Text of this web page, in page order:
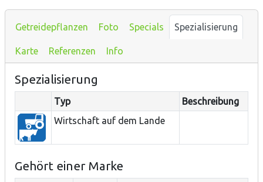
Getreidepflanzen Foto Specials Spezialisierung
Karte Referenzen Info
Spezialisierung
Typ
Beschreibung
Wirtschaft auf dem Lande
Gehört einer Marke